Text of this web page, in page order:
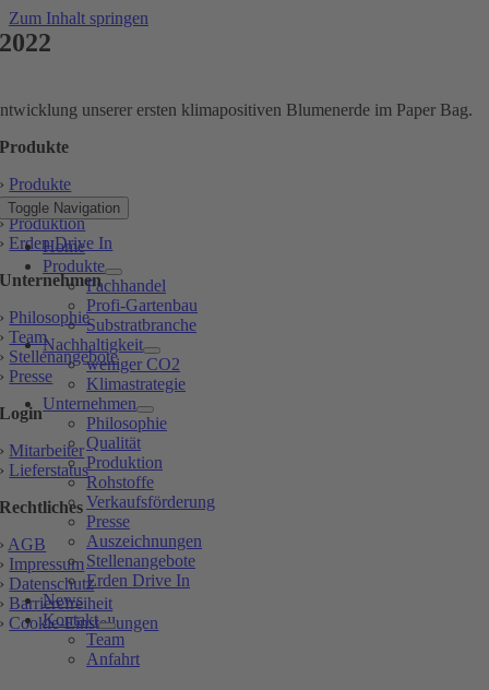
Zum Inhalt springen
Toggle Navigation
Home
Produkte
Fachhandel
Profi-Gartenbau
Substratbranche
Nachhaltigkeit
weniger CO2
Klimastrategie
Unternehmen
Philosophie
Qualität
Produktion
Rohstoffe
Verkaufsförderung
Presse
Auszeichnungen
Stellenangebote
Erden Drive In
News
Kontakt
Team
Anfahrt
2022
unserer ersten klimapositiven Blumenerde im Paper Bag.
Produkte
› Produkte
›Qualität
›Produktion
› Erden Drive In
Unternehmen
› Philosophie
›Team
› Stellenangebote
› Presse
Login
› Mitarbeiter
› Lieferstatus
Rechtliches
› AGB
› Impressum
› Datenschutz
› Barrierefreiheit
›Cookie-Einstellungen